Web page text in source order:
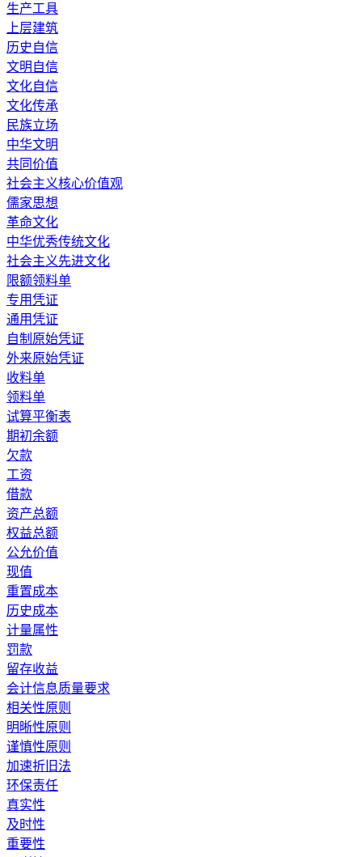
生产工具
上层建筑
历史自信
文明自信
文化自信
文化传承
民族立场
中华文明
共同价值
社会主义核心价值观
儒家思想
革命文化
中华优秀传统文化
社会主义先进文化
限额领料单
专用凭证
通用凭证
自制原始凭证
外来原始凭证
收料单
领料单
试算平衡表
期初余额
欠款
工资
借款
资产总额
权益总额
公允价值
现值
重置成本
历史成本
计量属性
罚款
留存收益
会计信息质量要求
相关性原则
明晰性原则
谨慎性原则
加速折旧法
环保责任
真实性
及时性
重要性